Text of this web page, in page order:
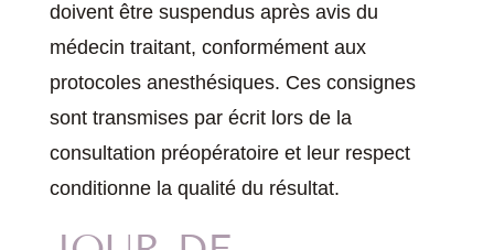
doivent être suspendus après avis du
médecin traitant, conformément aux
protocoles anesthésiques. Ces consignes
sont transmises par écrit lors de la
consultation préopératoire et leur respect
conditionne la qualité du résultat.